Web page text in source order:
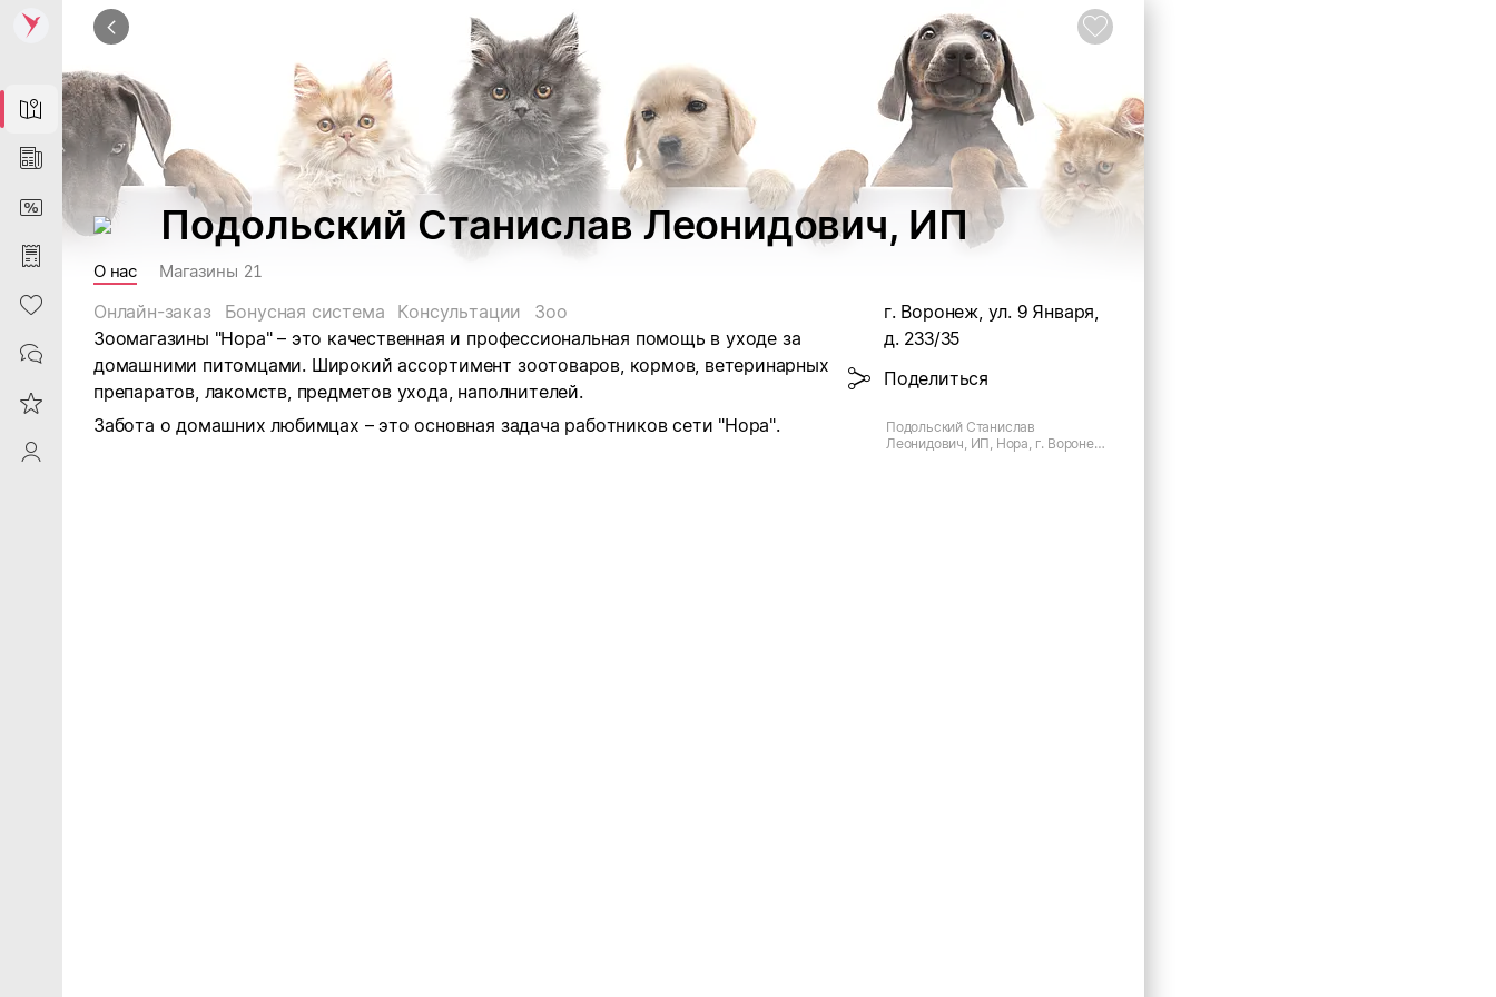
Map
News
DiscountCard
Purchases
Heart
Contacts
Reviews
ProfileSaby
Подольский Станислав Леонидович, ИП
О нас Магазины 21
Онлайн-заказ Бонусная система Консультации
Зоо
Зоомагазины "Нора" – это качественная и профессиональная помощь в уходе за
домашними питомцами. Широкий ассортимент зоотоваров, кормов, ветеринарных
препаратов, лакомств, предметов ухода, наполнителей.
Забота о домашних любимцах – это основная задача работников сети "Нора".
г. Воронеж, ул. 9 Января,
д. 233/35
Поделиться
Подольский Станислав
Леонидович, ИП, Нора, г. Воронеж,